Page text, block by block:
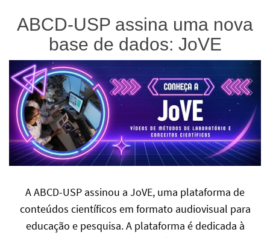
ABCD-USP assina uma nova
base de dados: JoVE
A ABCD-USP assinou a JoVE, uma plataforma de
conteúdos científicos em formato audiovisual para
educação e pesquisa. A plataforma é dedicada à